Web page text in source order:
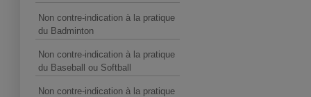
Non contre-indication à la pratique
du Badminton
Non contre-indication à la pratique
du Baseball ou Softball
Non contre-indication à la pratique